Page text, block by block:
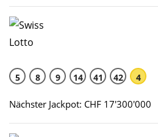
5 8 9 14 41 42 4
Nächster Jackpot: CHF 17'300'000